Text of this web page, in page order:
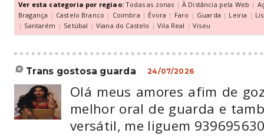
Ver esta categoria por regiao: Todas as zonas | À Distância pela Web |
Bragança | Castelo Branco | Coimbra | Évora | Faro | Guarda | Leiria |
| Santarém | Setúbal | Viana do Castelo | Vila Real | Viseu
trans gostosa guarda 24/07/2026
Olá meus amores afim de
melhor oral de guarda e
versátil, me liguem